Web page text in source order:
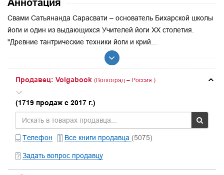
Аннотация
Свами Сатьянанда Сарасвати – основатель Бихарской школы
йоги и один из выдающихся Учителей йоги XX столетия.
"Древние тантрические техники йоги и крий...
Продавец: Volgabook (Волгоград – Россия.)
(1719 продаж с 2017 г.)
Телефон Все книги продавца (5075)
Задать вопрос продавцу